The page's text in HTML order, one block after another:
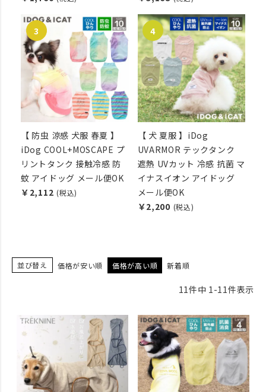
【 防虫 涼感 犬服 春夏 】
iDog COOL+MOSCAPE プ
リントタンク 接触冷感 防
蚊 アイドッグ メール便OK
￥2,112 (税込)
【 犬 夏服 】iDog
UVARMOR テックタンク
遮熱 UVカット 冷感 抗菌 マ
イナスイオン アイドッグ
メール便OK
￥2,200 (税込)
並び替え 価格が安い順 価格が高い順 新着順
11件中 1 -11件表示